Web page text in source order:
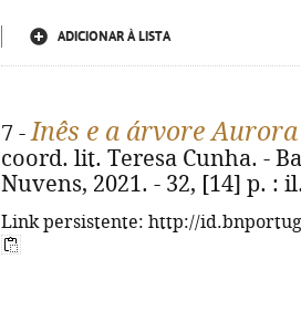
ADICIONAR À LISTA
7 -Inês e a árvore Aurora
coord. lit. Teresa Cunha. -
Nuvens, 2021. - 32, [14] p. :
Link persistente: http://